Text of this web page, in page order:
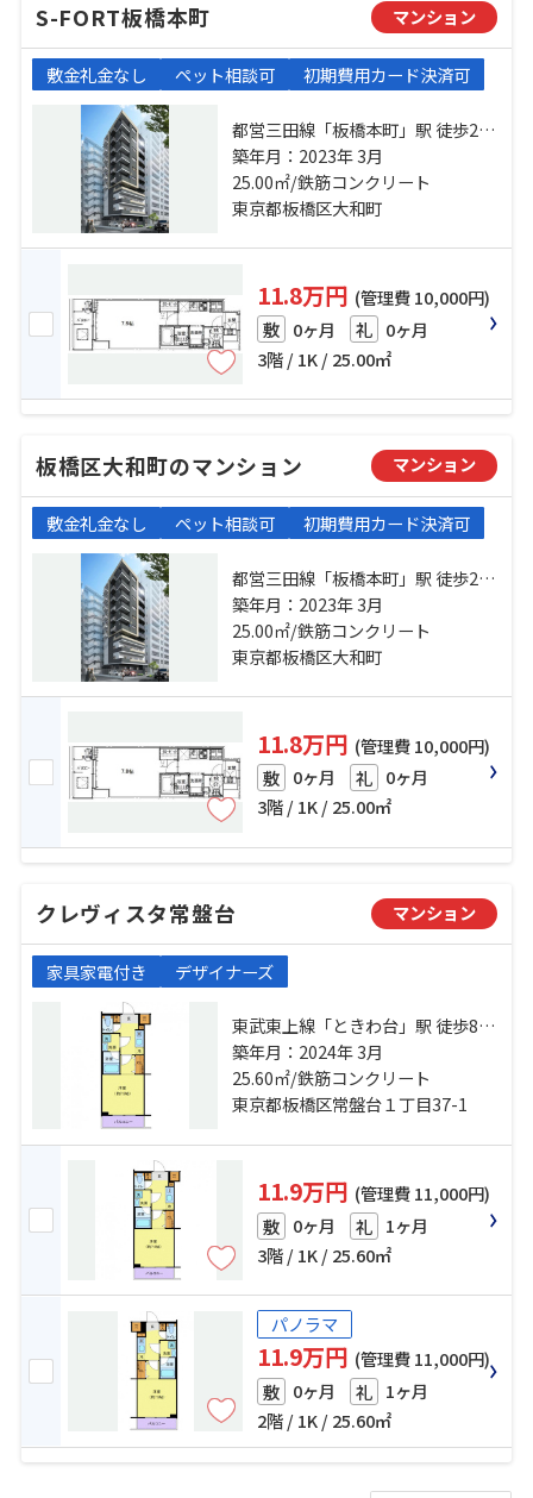
S-FORT板橋本町 マンション
敷金礼金なし ペット相談可 初期費用カード決済可
都営三田線「板橋本町」駅 徒歩2分
都営三田線「板橋区役所前」駅 徒
歩14分 東武東上線「中板橋」駅 徒
歩16分
築年月：2023年 3月
25.00㎡/鉄筋コンクリート
東京都板橋区大和町
11.8万円 (管理費 10,000円)
敷 0ヶ月 礼 0ヶ月
3階 / 1K / 25.00㎡
板橋区大和町のマンション マンション
敷金礼金なし ペット相談可 初期費用カード決済可
都営三田線「板橋本町」駅 徒歩2分
都営三田線「板橋区役所前」駅 徒
歩14分 東武東上線「中板橋」駅 徒
歩16分
築年月：2023年 3月
25.00㎡/鉄筋コンクリート
東京都板橋区大和町
11.8万円 (管理費 10,000円)
敷 0ヶ月 礼 0ヶ月
3階 / 1K / 25.00㎡
クレヴィスタ常盤台 マンション
家具家電付き デザイナーズ
東武東上線「ときわ台」駅 徒歩8分
東武東上線「中板橋」駅 徒歩11分
都営三田線「板橋本町」駅 徒歩17
分
築年月：2024年 3月
25.60㎡/鉄筋コンクリート
東京都板橋区常盤台１丁目37-1
11.9万円 (管理費 11,000円)
敷 0ヶ月 礼 1ヶ月
3階 / 1K / 25.60㎡
パノラマ
11.9万円 (管理費 11,000円)
敷 0ヶ月 礼 1ヶ月
2階 / 1K / 25.60㎡